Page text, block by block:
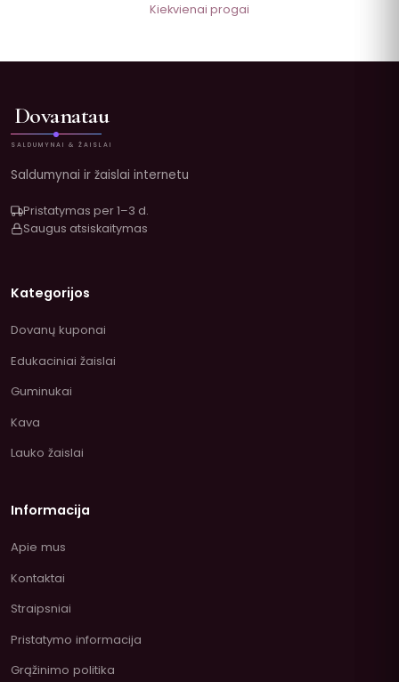
Kiekvienai progai
Dovanatau
SALDUMYNAI & ŽAISLAI
Saldumynai ir žaislai internetu
Pristatymas per 1–3 d.
Saugus atsiskaitymas
Kategorijos
Dovanų kuponai
Edukaciniai žaislai
Guminukai
Kava
Lauko žaislai
Informacija
Apie mus
Kontaktai
Straipsniai
Pristatymo informacija
Grąžinimo politika